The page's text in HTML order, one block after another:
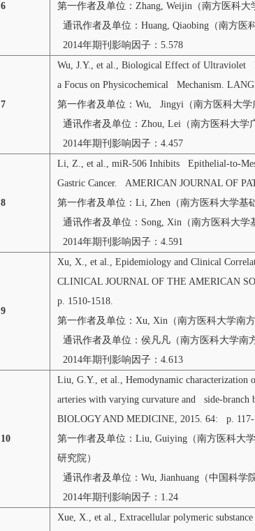
6
第一作者及单位：Zhang, Weijin（南方医科大
通讯作者及单位：Huang, Qiaobing（南方医
2014年期刊影响因子：5.578
7
Wu, J.Y., et al., Biological Effect of Ultraviolet
a Focus on Physicochemical Mechanism.
第一作者及单位：Wu, Jingyi（南方医科大学
通讯作者及单位：Zhou, Lei（南方医科大学
2014年期刊影响因子：4.457
8
Li, Z., et al., miR-506 Inhibits Epithelial-to-
Gastric Cancer. AMERICAN JOURNAL OF
第一作者及单位：Li, Zhen（南方医科大学基
通讯作者及单位：Song, Xin（南方医科大学
2014年期刊影响因子：4.591
9
Xu, X., et al., Epidemiology and Clinical
CLINICAL JOURNAL OF THE AMERICAN
p. 1510-1518.
第一作者及单位：Xu, Xin（南方医科大学南方
通讯作者及单位：侯凡凡（南方医科大学南
2014年期刊影响因子：4.613
10
Liu, G.Y., et al., Hemodynamic
arteries with varying curvature and side-branch
BIOLOGY AND MEDICINE, 2015. 64: p. 117-
第一作者及单位：Liu, Guiying（南方医科大
研究院）
通讯作者及单位：Wu, Jianhuang（中国科学
2014年期刊影响因子：1.24
Xue, X., et al., Extracellular polymeric